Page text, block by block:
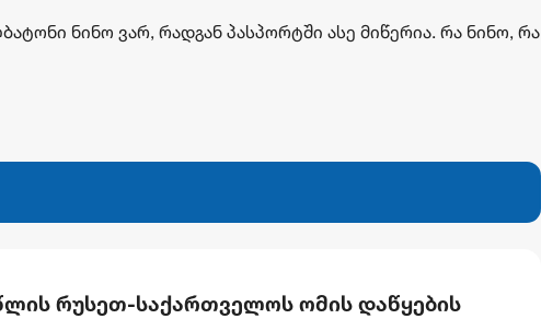
ნინო ვარ, რადგან პასპორტში ასე მიწერია. რა ნინო, რა
რუსეთ-საქართველოს ომის დაწყების